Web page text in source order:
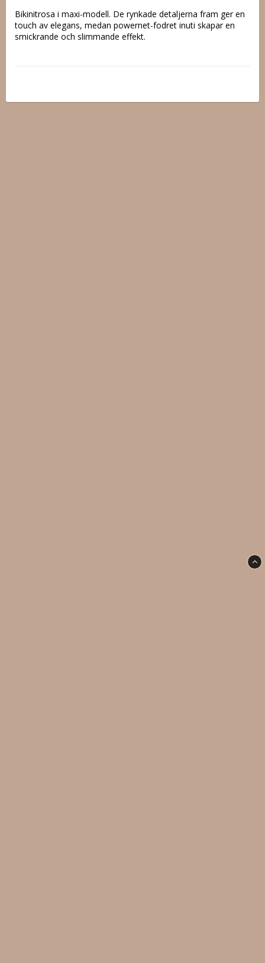
Bikinitrosa i maxi-modell. De rynkade detaljerna fram ger en
touch av elegans, medan powernet-fodret inuti skapar en